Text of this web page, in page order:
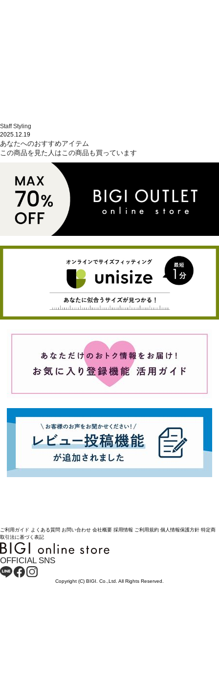
Staff Styling
2025.12.19
あなたへのおすすめアイテム
この商品を見た人はこの商品も買っています
ご利用ガイド よくある質問 お問い合わせ 会社概要 採用情報 ご利用規約 個人情報保護方針 特定商
取引法に基づく表記
OFFICIAL SNS
Copyright (C) BIGI. Co.,Ltd. All Rights Reserved.